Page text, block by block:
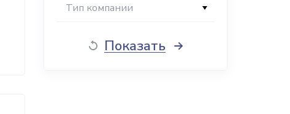
Тип компании
Показать